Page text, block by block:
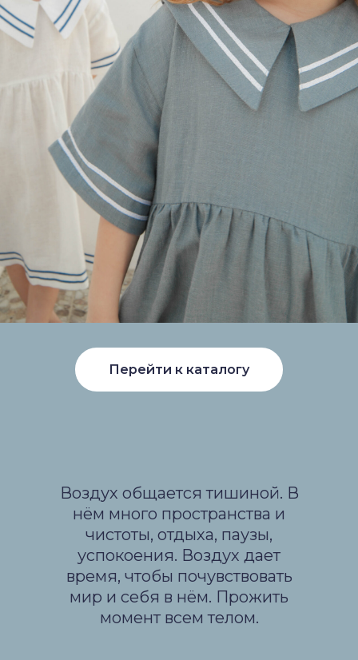
Воздух общается тишиной. В
нём много пространства и
чистоты, отдыха, паузы,
успокоения. Воздух дает
время, чтобы почувствовать
мир и себя в нём. Прожить
момент всем телом.
Перейти к каталогу